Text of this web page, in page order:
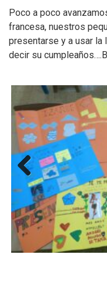
Poco a poco
francesa, nuestros
presentarse y a usar la
decir su
Previous